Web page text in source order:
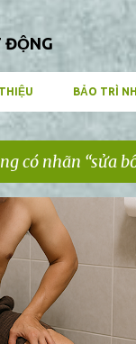
ĐỘNG
BẢO TRÌ
có nhãn sửa
BỒN CẦU BẾN CÁT